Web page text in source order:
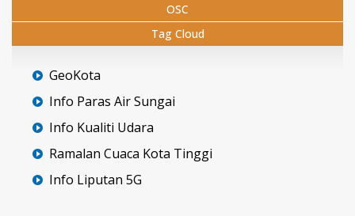
OSC
Tag Cloud
GeoKota
Info Paras Air Sungai
Info Kualiti Udara
Ramalan Cuaca Kota Tinggi
Info Liputan 5G